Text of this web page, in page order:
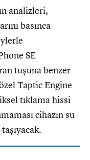
analizleri,
basınca
SE
tuşuna benzer
Taptic Engine
tıklama hissi
cihazın su